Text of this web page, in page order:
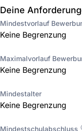
Deine
Mindestvorlauf
Keine Begrenzung
Maximalvorlauf
Keine Begrenzung
Mindestalter
Keine Begrenzung
Mindestschulabschluss